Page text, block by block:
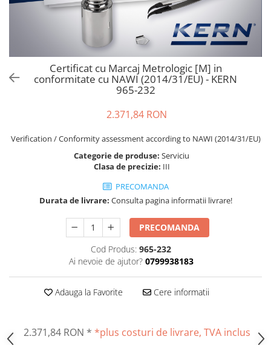
Cantare de banc
Cantare de numarare
Cantare drive-through
Cantare pentru paleti
Punti de cantarire
Cantare cu platforma pentru
Cantare de baie
Cantare personale
Dinamometre de mana
Sisteme Industry 4.0
Accesorii greutati
Certificat cu Marcaj Metrologic [M] in
conformitate cu NAWI (2014/31/EU) - KERN
965-232
2.371,84 RON
Verification / Conformity assessment according to NAWI (2014/31/EU)
Categorie de produse: Serviciu
Clasa de precizie: III
PRECOMANDA
Durata de livrare: Consulta pagina informatii livrare!
PRECOMANDA
Cod Produs: 965-232
Ai nevoie de ajutor? 0799938183
Adauga la Favorite Cere informatii
2.371,84 RON * *plus costuri de livrare, TVA inclus